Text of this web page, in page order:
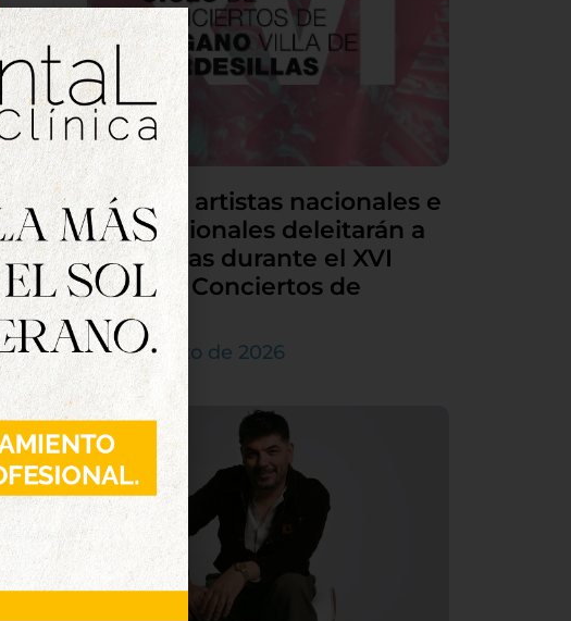
Grandes artistas nacionales e
internacionales deleitarán a
Tordesillas durante el XVI
Ciclo de Conciertos de
Órgano
4 de agosto de 2026